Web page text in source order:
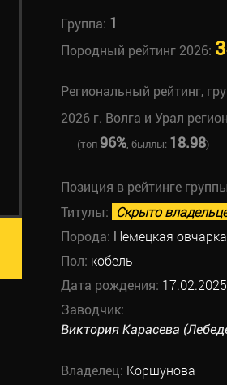
Группа: 1
Породный рейтинг 2026:
Региональный рейтинг,
2026 г. Волга и Урал
(топ96%, быллы: 18.98)
Позиция в рейтинге
Титулы: Скрыто
Порода: Немецкая
Пол: кобель
Дата рождения: 17.02.2025
Заводчик:
Виктория Карасева
Владелец: Коршунова